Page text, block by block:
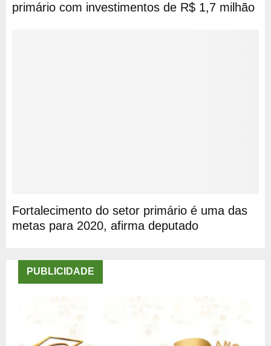
primário com investimentos de R$ 1,7 milhão
Fortalecimento do setor primário é uma das
metas para 2020, afirma deputado
PUBLICIDADE